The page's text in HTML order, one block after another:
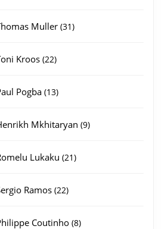
Muller 3131
Kroos 2222
Pogba 1313
Mkhitaryan 99
Lukaku 2121
Ramos 2222
Coutinho 88